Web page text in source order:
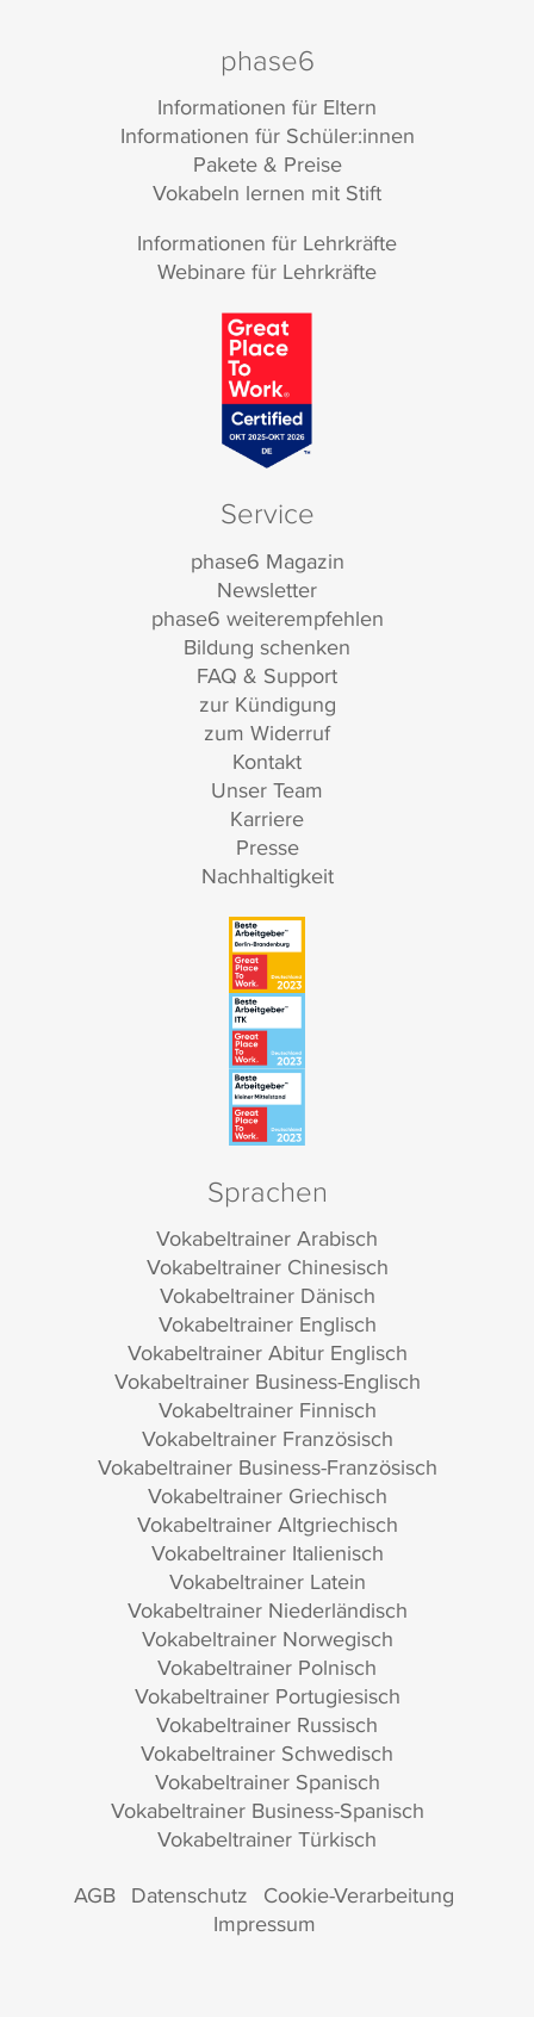
phase6
Informationen für Eltern
Informationen für Schüler:innen
Pakete & Preise
Vokabeln lernen mit Stift
Informationen für Lehrkräfte
Webinare für Lehrkräfte
Service
phase6 Magazin
Newsletter
phase6 weiterempfehlen
Bildung schenken
FAQ & Support
zur Kündigung
zum Widerruf
Kontakt
Unser Team
Karriere
Presse
Nachhaltigkeit
Sprachen
Vokabeltrainer Arabisch
Vokabeltrainer Chinesisch
Vokabeltrainer Dänisch
Vokabeltrainer Englisch
Vokabeltrainer Abitur Englisch
Vokabeltrainer Business-Englisch
Vokabeltrainer Finnisch
Vokabeltrainer Französisch
Vokabeltrainer Business-Französisch
Vokabeltrainer Griechisch
Vokabeltrainer Altgriechisch
Vokabeltrainer Italienisch
Vokabeltrainer Latein
Vokabeltrainer Niederländisch
Vokabeltrainer Norwegisch
Vokabeltrainer Polnisch
Vokabeltrainer Portugiesisch
Vokabeltrainer Russisch
Vokabeltrainer Schwedisch
Vokabeltrainer Spanisch
Vokabeltrainer Business-Spanisch
Vokabeltrainer Türkisch
AGB Datenschutz Cookie-Verarbeitung
Impressum